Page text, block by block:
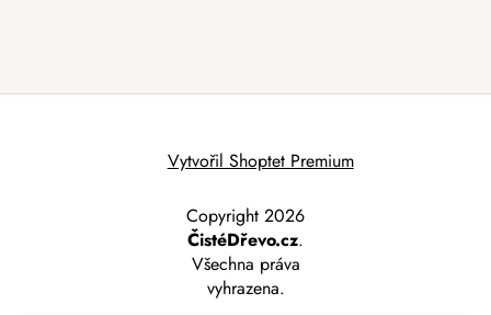
Vytvořil Shoptet Premium
Copyright 2026
ČistéDřevo.cz.
Všechna práva
vyhrazena.